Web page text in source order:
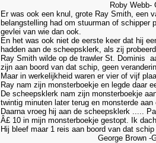
Roby Webb-
Er was ook een knul, grote Ray Smith, een
belangstelling had om stuurman of schipper
gevlei van wie dan ook.
En het was ook niet de eerste keer dat hij
hadden aan de scheepsklerk, als zij
Ray Smith wilde op de trawler St. Dominis
zijn aan boord van dat schip, geen
Maar in werkelijkheid waren er vier of vijf
Ray nam zijn monsterboekje en legde daar
De scheepsklerk nam zijn monsterboekje
twintig minuten later terug en monsterde aan
Daarna vroeg hij aan de scheepsklerk .....
Â£ 10 in mijn monsterboekje gestopt. Ik
Hij bleef maar 1 reis aan boord van dat
George Brown -